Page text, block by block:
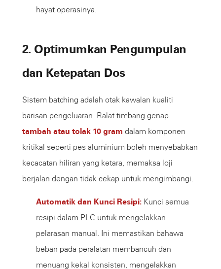
hayat operasinya.
2. Optimumkan Pengumpulan
dan Ketepatan Dos
Sistem batching adalah otak kawalan kualiti
barisan pengeluaran. Ralat timbang genap
tambah atau tolak 10 gram dalam komponen
kritikal seperti pes aluminium boleh menyebabkan
kecacatan hiliran yang ketara, memaksa loji
berjalan dengan tidak cekap untuk mengimbangi.
Automatik dan Kunci Resipi: Kunci semua
resipi dalam PLC untuk mengelakkan
pelarasan manual. Ini memastikan bahawa
beban pada peralatan membancuh dan
menuang kekal konsisten, mengelakkan